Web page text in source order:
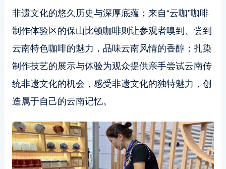
非遗文化的悠久历史与深厚底蕴；来自“云咖”咖啡
制作体验区的保山比顿咖啡则让参观者嗅到、尝到
云南特色咖啡的魅力，品味云南风情的香醇；扎染
制作技艺的展示与体验为观众提供亲手尝试云南传
统非遗文化的机会，感受非遗文化的独特魅力，创
造属于自己的云南记忆。